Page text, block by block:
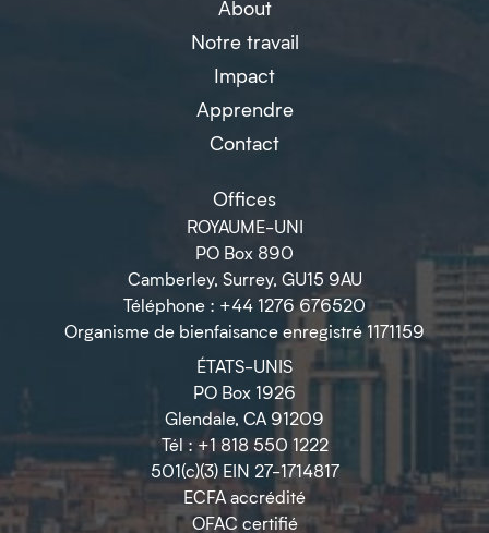
About
Notre travail
Impact
Apprendre
Contact
Offices
ROYAUME-UNI
PO Box 890
Camberley, Surrey, GU15 9AU
Téléphone : +44 1276 676520
Organisme de bienfaisance enregistré 1171159
ÉTATS-UNIS
PO Box 1926
Glendale, CA 91209
Tél : +1 818 550 1222
501(c)(3) EIN 27-1714817
ECFA accrédité
OFAC certifié